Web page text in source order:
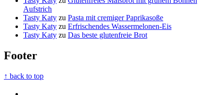
Aufstrich
Tasty Katy zu Pasta mit cremiger Paprikasoße
Tasty Katy zu Erfrischendes Wassermelonen-Eis
Tasty Katy zu Das beste glutenfreie Brot
Footer
↑ back to top